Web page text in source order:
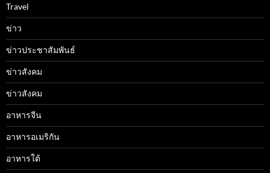
Travel
ข่าว
ข่าวประชาสัมพันธ์
ข่าวสังคม
ข่าวสังคม
อาหารจีน
อาหารอเมริกัน
อาหารใต้